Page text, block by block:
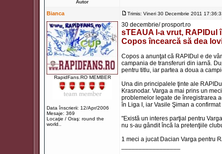
Autor
Bianca Trimis: Vineri 30 Decembrie 2011
RapidFans.RO MEMBER
Data înscrierii: 12/Apr/2006
Mesaje: 369
Locaţie / Oraş: round the
world..
30 decembrie/ prosport.ro
sTEAUA l-a vrut, RAPIDul
Copos încearcă să dea
Copos a anunţat că RAPIDul e de
campania de transferuri din iarnă.
pentru titlu, iar partea a doua a
Una din principalele ţinte ale
Krasnodar. Varga a mai prins un
problemelor legate de înregistrarea
în Liga I, iar Vasile Şiman a
"Există un interes parţial pentru
nu s-au gândit încă la pretenţiile
1 meci a jucat Dacian Varga pentru